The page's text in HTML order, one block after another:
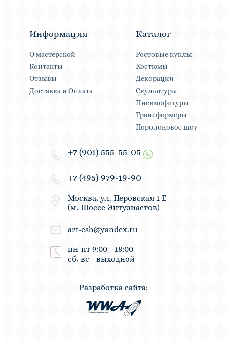
Информация
О мастерской
Контакты
Отзывы
Доставка и Оплата
Каталог
Ростовые куклы
Костюмы
Декорации
Скульптуры
Пневмофигуры
Трансформеры
Поролоновое шоу
+7 (901) 555-55-05
+7 (495) 979-19-90
Москва, ул. Перовская 1 Е
(м. Шоссе Энтузиастов)
art-esh@yandex.ru
пн-пт 9:00 - 18:00
сб, вс - выходной
Разработка сайта: